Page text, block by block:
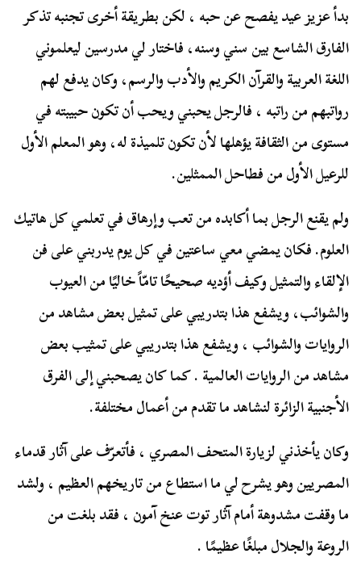
بدأ عزيز عيد يفصح عن حبه ، لكن بطريقة أخرى تجنبه تذكر
الفارق الشاسع بين سني وسنه، فاختار لي مدرسين ليعلموني
اللغة العربية والقرآن الكريم والأدب والرسم، وكان يدفع لهم
رواتبهم من راتبه ، فالرجل يحبني ويحب أن تكون حبيبته في
مستوى من الثقافة يؤهلها لأن تكون تلميذة له، وهو المعلم الأول
للرعيل الأول من فطاحل الممثلين.
ولم يقنع الرجل بما أكابده من تعب وإرهاق في تعلمي كل هاتيك
العلوم. فكان يمضي معي ساعتين في كل يوم يدربني على فن
الإلقاء والتمثيل وكيف أؤديه صحيحًا تامّاً خاليًا من العيوب
والشوائب، ويشفع هذا بتدريبي على تمثيل بعض مشاهد من
الروايات والشوائب ، ويشفع هذا بتدريبي على تمثيب بعض
مشاهد من الروايات العالمية . كما كان يصحبني إلى الفرق
الأجنبية الزائرة لنشاهد ما تقدم من أعمال مختلفة.
وكان يأخذني لزيارة المتحف المصري ، فأتعرّف على آثار قدماء
المصريين وهو يشرح لي ما استطاع من تاريخهم العظيم ، ولشد
ما وقفت مشدوهة أمام آثار توت عنخ آمون ، فقد بلغت من
الروعة والجلال مبلغًا عظيمًا .